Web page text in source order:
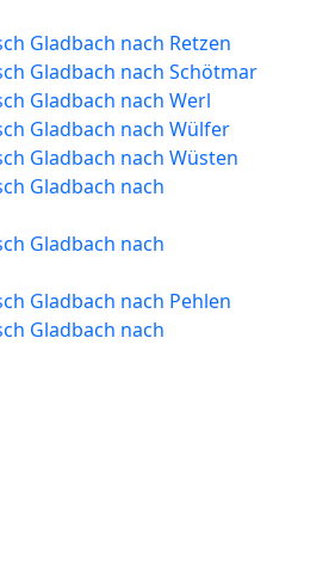
Gladbach nach Retzen
Gladbach nach Schötmar
Gladbach nach Werl
Gladbach nach Wülfer
Gladbach nach Wüsten
Gladbach nach
Gladbach nach
Gladbach nach Pehlen
Gladbach nach